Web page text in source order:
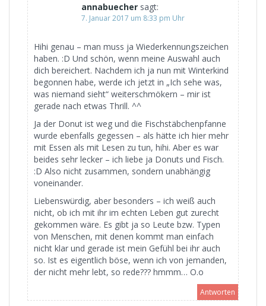
annabuecher sagt:
7. Januar 2017 um 8:33 pm Uhr
Hihi genau – man muss ja Wiederkennungszeichen
haben. :D Und schön, wenn meine Auswahl auch
dich bereichert. Nachdem ich ja nun mit Winterkind
begonnen habe, werde ich jetzt in „Ich sehe was,
was niemand sieht“ weiterschmökern – mir ist
gerade nach etwas Thrill. ^^
Ja der Donut ist weg und die Fischstäbchenpfanne
wurde ebenfalls gegessen – als hätte ich hier mehr
mit Essen als mit Lesen zu tun, hihi. Aber es war
beides sehr lecker – ich liebe ja Donuts und Fisch.
:D Also nicht zusammen, sondern unabhängig
voneinander.
Liebenswürdig, aber besonders – ich weiß auch
nicht, ob ich mit ihr im echten Leben gut zurecht
gekommen wäre. Es gibt ja so Leute bzw. Typen
von Menschen, mit denen kommt man einfach
nicht klar und gerade ist mein Gefühl bei ihr auch
so. Ist es eigentlich böse, wenn ich von jemanden,
der nicht mehr lebt, so rede??? hmmm… O.o
Antworten